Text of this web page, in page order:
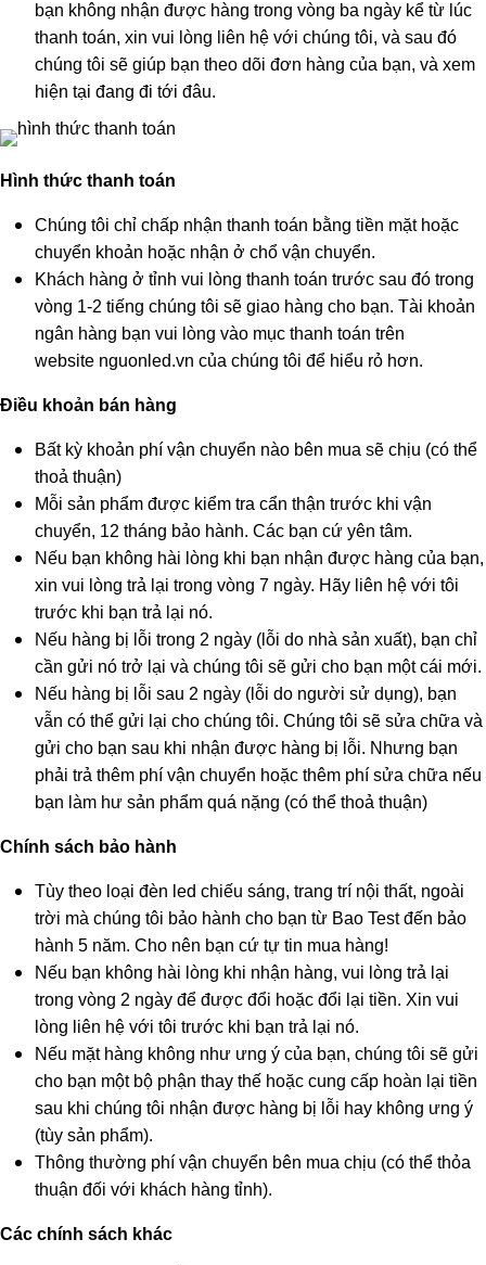
bạn không nhận được hàng trong vòng ba ngày kể từ lúc
thanh toán, xin vui lòng liên hệ với chúng tôi, và sau đó
chúng tôi sẽ giúp bạn theo dõi đơn hàng của bạn, và xem
hiện tại đang đi tới đâu.
Hình thức thanh toán
Chúng tôi chỉ chấp nhận thanh toán bằng tiền mặt hoặc
chuyển khoản hoặc nhận ở chổ vận chuyển.
Khách hàng ở tỉnh vui lòng thanh toán trước sau đó trong
vòng 1-2 tiếng chúng tôi sẽ giao hàng cho bạn. Tài khoản
ngân hàng bạn vui lòng vào mục thanh toán trên
website nguonled.vn của chúng tôi để hiểu rỏ hơn.
Điều khoản bán hàng
Bất kỳ khoản phí vận chuyển nào bên mua sẽ chịu (có thể
thoả thuận)
Mỗi sản phẩm được kiểm tra cẩn thận trước khi vận
chuyển, 12 tháng bảo hành. Các bạn cứ yên tâm.
Nếu bạn không hài lòng khi bạn nhận được hàng của bạn,
xin vui lòng trả lại trong vòng 7 ngày. Hãy liên hệ với tôi
trước khi bạn trả lại nó.
Nếu hàng bị lỗi trong 2 ngày (lỗi do nhà sản xuất), bạn chỉ
cần gửi nó trở lại và chúng tôi sẽ gửi cho bạn một cái mới.
Nếu hàng bị lỗi sau 2 ngày (lỗi do người sử dụng), bạn
vẫn có thể gửi lại cho chúng tôi. Chúng tôi sẽ sửa chữa và
gửi cho bạn sau khi nhận được hàng bị lỗi. Nhưng bạn
phải trả thêm phí vận chuyển hoặc thêm phí sửa chữa nếu
bạn làm hư sản phẩm quá nặng (có thể thoả thuận)
Chính sách bảo hành
Tùy theo loại đèn led chiếu sáng, trang trí nội thất, ngoài
trời mà chúng tôi bảo hành cho bạn từ Bao Test đến bảo
hành 5 năm. Cho nên bạn cứ tự tin mua hàng!
Nếu bạn không hài lòng khi nhận hàng, vui lòng trả lại
trong vòng 2 ngày để được đổi hoặc đổi lại tiền. Xin vui
lòng liên hệ với tôi trước khi bạn trả lại nó.
Nếu mặt hàng không như ưng ý của bạn, chúng tôi sẽ gửi
cho bạn một bộ phận thay thế hoặc cung cấp hoàn lại tiền
sau khi chúng tôi nhận được hàng bị lỗi hay không ưng ý
(tùy sản phẩm).
Thông thường phí vận chuyển bên mua chịu (có thể thỏa
thuận đối với khách hàng tỉnh).
Các chính sách khác